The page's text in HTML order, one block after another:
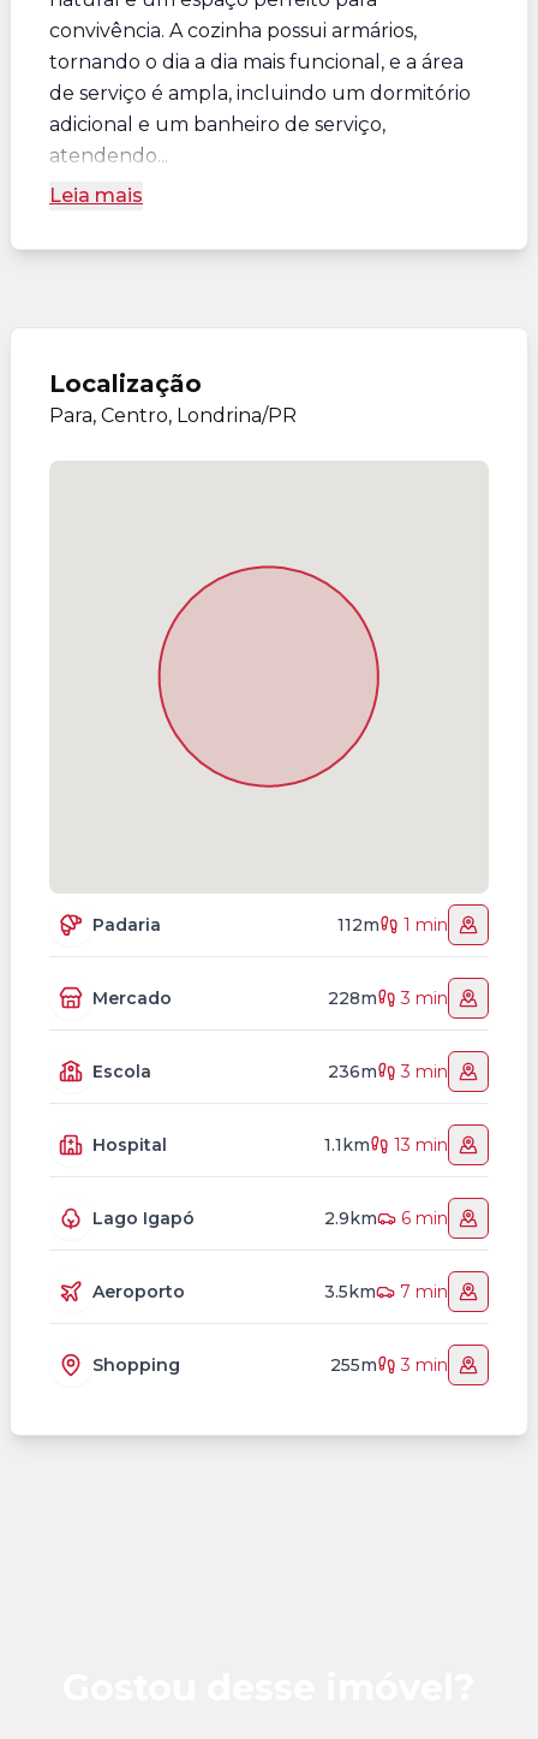
convivência. A cozinha possui armários,
tornando o dia a dia mais funcional, e a área
de serviço é ampla, incluindo um dormitório
adicional e um banheiro de serviço,
atendendo...
Leia mais
Localização
Para, Centro, Londrina/PR
Padaria 112m 1 min
Mercado 228m 3 min
Escola 236m 3 min
Hospital 1.1km 13 min
Lago Igapó 2.9km 6 min
Aeroporto 3.5km 7 min
Shopping 255m 3 min